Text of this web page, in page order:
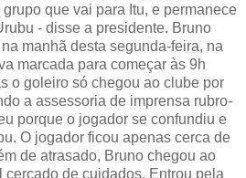
que vai para Itu, e permanece
- disse a presidente. Bruno
manhã desta segunda-feira, na
marcada para começar às 9h
o goleiro só chegou ao clube por
a assessoria de imprensa rubro-
porque o jogador se confundiu e
O jogador ficou apenas cerca de
de atrasado, Bruno chegou ao
cercado de cuidados. Entrou pela